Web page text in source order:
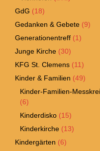
GdG (18)
Gedanken & Gebete (9)
Generationentreff (1)
Junge Kirche (30)
KFG St. Clemens (11)
Kinder & Familien (49)
Kinder-Familien-
(6)
Kinderdisko (15)
Kinderkirche (13)
Kindergärten (6)